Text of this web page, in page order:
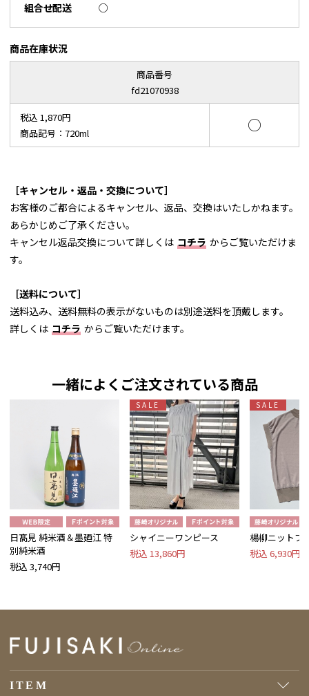
組合せ配送
○
商品在庫状況
商品番号
fd21070938
税込 1,870円
商品記号：720ml
○
［キャンセル・返品・交換について］
お客様のご都合によるキャンセル、返品、交換はいたしかねます。
あらかじめご了承ください。
キャンセル返品交換について詳しくは コチラ からご覧いただけま
す。
［送料について］
送料込み、送料無料の表示がないものは別途送料を頂戴します。
詳しくは コチラ からご覧いただけます。
一緒によくご注文されている商品
日髙見 純米酒＆墨廼江 特
別純米酒
税込 3,740円
SALE
シャイニーワンピース
税込 13,860円
SALE
楊柳ニットプ
税込 6,930円
ITEM